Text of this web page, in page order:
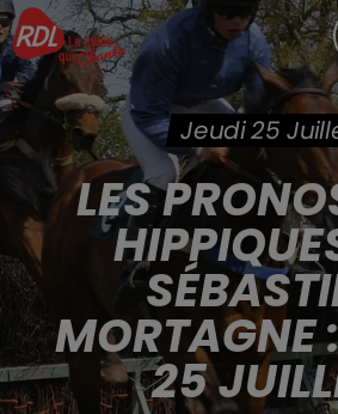
Jeudi 25
LES
MORTAGNE
25